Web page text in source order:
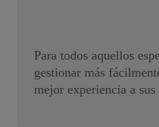
Para todos aquellos
gestionar más
mejor experiencia a sus